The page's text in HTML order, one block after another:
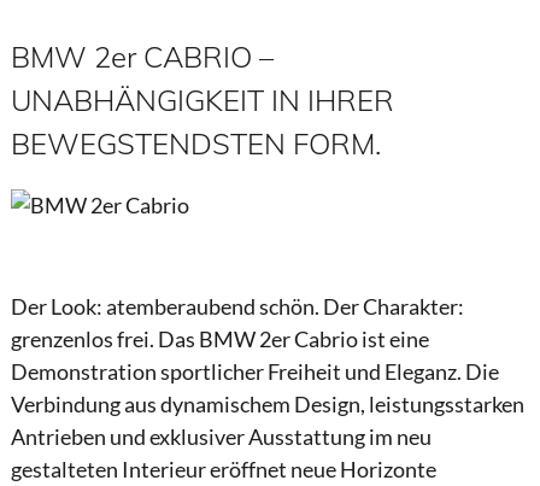
BMW 2er CABRIO –
UNABHÄNGIGKEIT IN IHRER
BEWEGSTENDSTEN FORM.
Der Look: atemberaubend schön. Der Charakter:
grenzenlos frei. Das BMW 2er Cabrio ist eine
Demonstration sportlicher Freiheit und Eleganz. Die
Verbindung aus dynamischem Design, leistungsstarken
Antrieben und exklusiver Ausstattung im neu
gestalteten Interieur eröffnet neue Horizonte